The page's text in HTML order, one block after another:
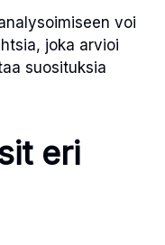
voi
joka arvioi
suosituksia
eri